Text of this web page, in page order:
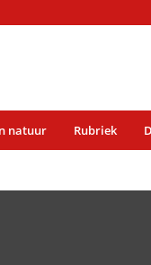
natuur Rubriek